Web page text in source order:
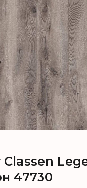
47730